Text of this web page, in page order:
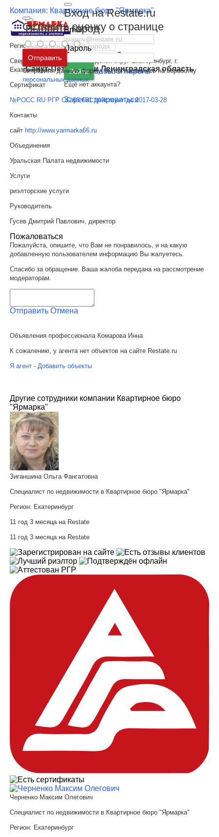
Выбрать город
Москва и
Московская область
Санкт-Петербург иЛенинградская область
Вход на Restate.ru
Email
Пароль
Войти Забыли пароль
Ещё нет аккаунта?
Зарегистрироваться
Компания: Квартирное бюро "Ярмарка"
Регион
Свердловская область, Городской округ Екатеринбург, г.
Екатеринбург
Сертификат
№РОСС RU РГР ОС 66 651 действует до 2017-03-28
Контакты
сайт http://www.yarmarka66.ru
Объединения
Уральская Палата недвижимости
Услуги
риэлторские услуги
Руководитель
Гусев Дмитрий Павлович, директор
Пожаловаться
Пожалуйста, опишите, что Вам не понравилось, и на какую
добавленную пользователем информацию Вы жалуетесь.
Спасибо за обращение. Ваша жалоба передана на рассмотрение
модераторам.
Отправить Отмена
Объявления профессионала Комарова Инна
К сожалению, у агента нет объектов на сайте Restate.ru
Я агент - Добавить объекты
Другие сотрудники компании Квартирное бюро
"Ярмарка"
Зиганшина Ольга Фангатовна
Специалист по недвижимости в Квартирное бюро "Ярмарка"
Регион: Екатеринбург
11 год 3 месяца на Restate
11 год 3 месяца на Restate
Черненко Максим Олегович
Специалист по недвижимости в Квартирное бюро "Ярмарка"
Регион: Екатеринбург
Оставить оценку о странице
Отправить
Отправляя данную форму, вы соглашаетесь на обработку
персональных данных